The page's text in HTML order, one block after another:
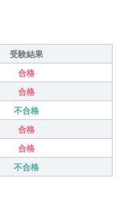
受験結果
合格
合格
不合格
合格
合格
不合格